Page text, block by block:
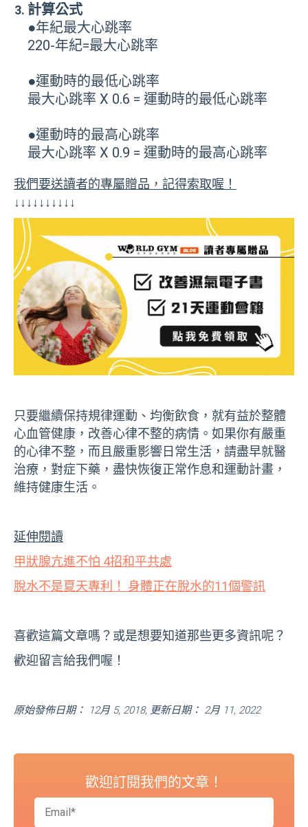
計算公式
●年紀最大心跳率
220-年紀=最大心跳率
●運動時的最低心跳率
最大心跳率 X 0.6 = 運動時的最低心跳率
●運動時的最高心跳率
最大心跳率 X 0.9 = 運動時的最高心跳率
我們要送讀者的專屬贈品，記得索取喔！
↓↓↓↓↓↓↓↓↓↓
只要繼續保持規律運動、均衡飲食，就有益於整體
心血管健康，改善心律不整的病情。如果你有嚴重
的心律不整，而且嚴重影響日常生活，請盡早就醫
治療，對症下藥，盡快恢復正常作息和運動計畫，
維持健康生活。
延伸閱讀
甲狀腺亢進不怕 4招和平共處
脫水不是夏天專利！ 身體正在脫水的11個警訊
喜歡這篇文章嗎？或是想要知道那些更多資訊呢？
歡迎留言給我們喔！
原始發佈日期： 12月 5, 2018, 更新日期： 2月 11, 2022
歡迎訂閱我們的文章！